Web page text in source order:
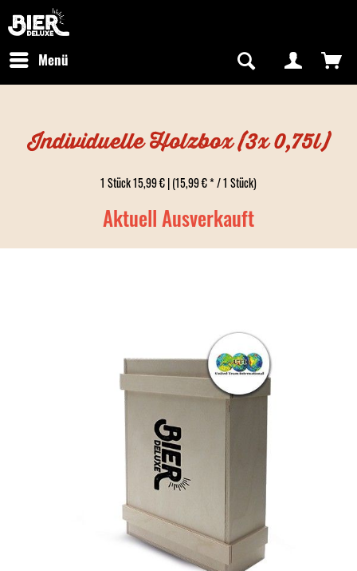
Kostenfreier Versand in Deutschland
Menü
Individuelle Holzbox (3x 0,75l)
1 Stück 15,99 € | (15,99 € * / 1 Stück)
Aktuell Ausverkauft